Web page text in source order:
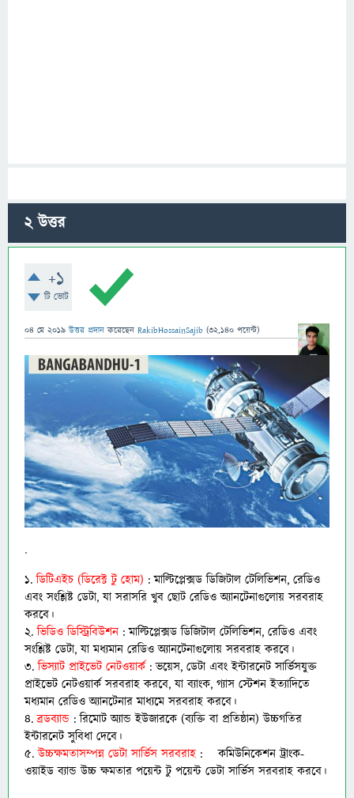
2উত্তর
+1
টি ভোট
04 মে 2019 উত্তর প্রদান করেছেন RakibHossainSajib (32,140 পয়েন্ট)
.
১.ডিটিএইচ (ডিরেক্ট টু হোম) : মাল্টিপ্লেক্সড ডিজিটাল টেলিভিশন, রেডিও
এবং সংশ্লিষ্ট ডেটা, যা সরাসরি খুব ছোট রেডিও অ্যানটেনাগুলোয় সরবরাহ
করবে।
২.ভিডিও ডিস্ট্রিবিউশন : মাল্টিপ্লেক্সড ডিজিটাল টেলিভিশন, রেডিও এবং
সংশ্লিষ্ট ডেটা, যা মধ্যমান রেডিও অ্যানটেনাগুলোয় সরবরাহ করবে।
৩.ভিস্যাট প্রাইভেট নেটওয়ার্ক: ভয়েস, ডেটা এবং ইন্টারনেট সার্ভিসযুক্ত
প্রাইভেট নেটওয়ার্ক সরবরাহ করবে, যা ব্যাংক, গ্যাস স্টেশন ইত্যাদিতে
মধ্যমান রেডিও অ্যানটেনার মাধ্যমে সরবরাহ করবে।
৪.ব্রডব্যান্ড : রিমোট অ্যান্ড ইউজারকে (ব্যক্তি বা প্রতিষ্ঠান) উচ্চগতির
ইন্টারনেট সুবিধা দেবে।
৫.উচ্চক্ষমতাসম্পন্ন ডেটা সার্ভিস সরবরাহ :
কমিউনিকেশন ট্রাংক-
ওয়াইড ব্যান্ড উচ্চ ক্ষমতার পয়েন্ট টু পয়েন্ট ডেটা সার্ভিস সরবরাহ করবে।